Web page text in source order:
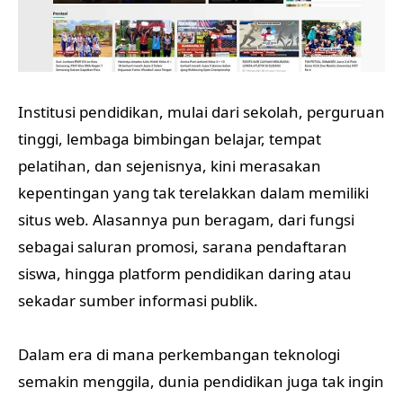
Institusi pendidikan, mulai dari sekolah, perguruan
tinggi, lembaga bimbingan belajar, tempat
pelatihan, dan sejenisnya, kini merasakan
kepentingan yang tak terelakkan dalam memiliki
situs web. Alasannya pun beragam, dari fungsi
sebagai saluran promosi, sarana pendaftaran
siswa, hingga platform pendidikan daring atau
sekadar sumber informasi publik.
Dalam era di mana perkembangan teknologi
semakin menggila, dunia pendidikan juga tak ingin